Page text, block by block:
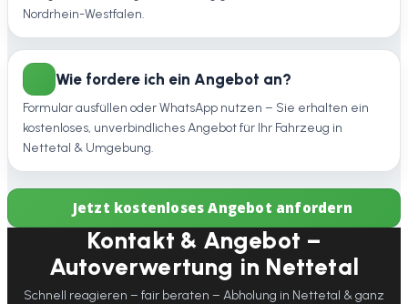
Nordrhein-Westfalen.
Wie fordere ich ein Angebot an?
Formular ausfüllen oder WhatsApp nutzen – Sie erhalten ein
kostenloses, unverbindliches Angebot für Ihr Fahrzeug in
Nettetal & Umgebung.
Jetzt kostenloses Angebot anfordern
Kontakt & Angebot –
Autoverwertung in Nettetal
Schnell reagieren – fair beraten – Abholung in Nettetal & ganz